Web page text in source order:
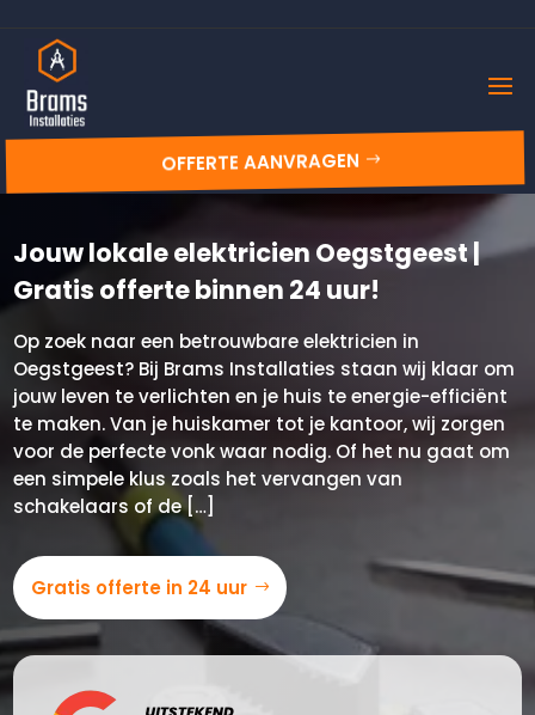
OFFERTE AANVRAGEN
Jouw lokale elektricien Oegstgeest |
Gratis offerte binnen 24 uur!
Op zoek naar een betrouwbare elektricien in
Oegstgeest? Bij Brams Installaties staan wij klaar om
jouw leven te verlichten en je huis te energie-efficiënt
te maken. Van je huiskamer tot je kantoor, wij zorgen
voor de perfecte vonk waar nodig. Of het nu gaat om
een simpele klus zoals het vervangen van
schakelaars of de […]
Gratis offerte in 24 uur